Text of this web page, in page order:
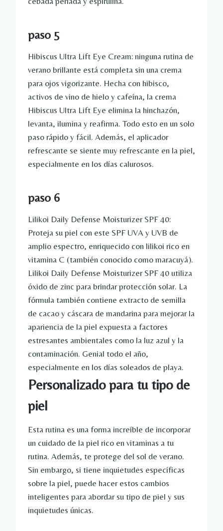
paso 5
Hibiscus Ultra Lift Eye Cream: ninguna rutina de
verano brillante está completa sin una crema
para ojos vigorizante. Hecha con hibisco,
activos de vino de hielo y cafeína, la crema
Hibiscus Ultra Lift Eye elimina la hinchazón,
levanta, ilumina y reafirma. Todo esto en un solo
paso rápido y fácil. Además, el aplicador
refrescante se siente muy refrescante en la piel,
especialmente en los días calurosos.
paso 6
Lilikoi Daily Defense Moisturizer SPF 40:
Proteja su piel con este SPF UVA y UVB de
amplio espectro, enriquecido con lilikoi rico en
vitamina C (también conocido como maracuyá).
Lilikoi Daily Defense Moisturizer SPF 40 utiliza
óxido de zinc para brindar protección solar. La
fórmula también contiene extracto de semilla
de cacao y cáscara de mandarina para mejorar la
apariencia de la piel expuesta a factores
estresantes ambientales como la luz azul y la
contaminación. Genial todo el año,
especialmente en los días soleados de playa.
Personalizado para tu tipo de
piel
Esta rutina es una forma increíble de incorporar
un cuidado de la piel rico en vitaminas a tu
rutina. Además, te protege del sol de verano.
Sin embargo, si tiene inquietudes específicas
sobre la piel, puede hacer estos cambios
inteligentes para abordar su tipo de piel y sus
inquietudes únicas.